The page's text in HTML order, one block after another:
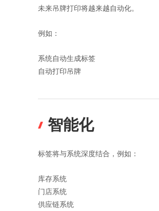
未来吊牌打印将越来越自动化。
例如：
系统自动生成标签
自动打印吊牌
智能化
标签将与系统深度结合，例如：
库存系统
门店系统
供应链系统